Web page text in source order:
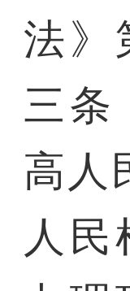
法》
三条
高人
人民